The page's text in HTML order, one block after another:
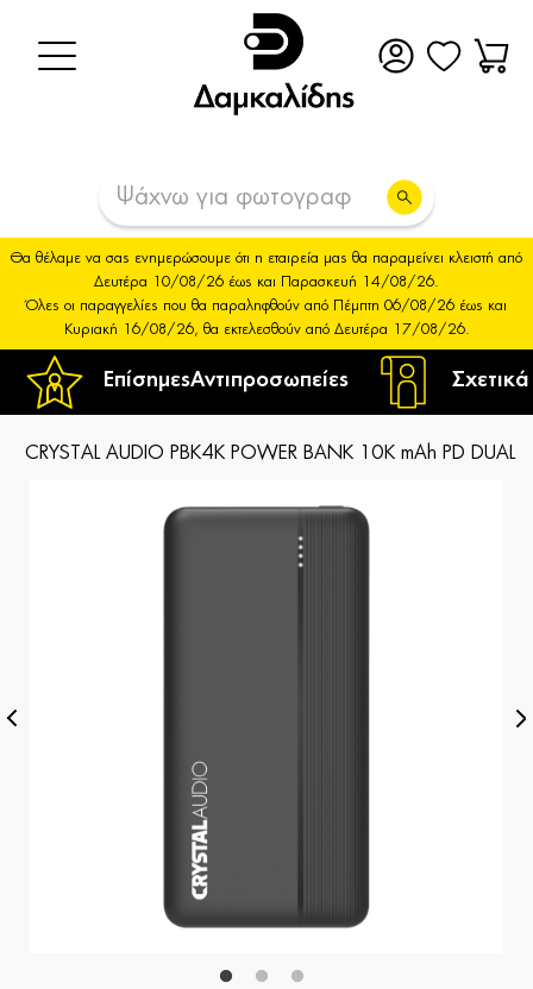
ΕπίσημεςΑντιπροσωπείες
Θα θέλαμε να σας ενημερώσουμε ότι η εταιρεία μας θα παραμείνει κλειστή από
Δευτέρα 10/08/26 έως και Παρασκευή 14/08/26.
Όλες οι παραγγελίες που θα παραληφθούν από Πέμπτη 06/08/26 έως και
Κυριακή 16/08/26, θα εκτελεσθούν από Δευτέρα 17/08/26.
CRYSTAL AUDIO PBK4K POWER BANK 10K mAh PD DUAL